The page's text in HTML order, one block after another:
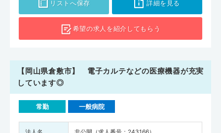
リストへ保存 詳細を見る
希望の求人を紹介してもらう
【岡山県倉敷市】 電子カルテなどの医療機器が充実
しています◎
常勤 一般病院